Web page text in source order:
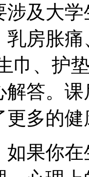
涉及大
乳房胀
巾、护
解答。
更多的
如果你